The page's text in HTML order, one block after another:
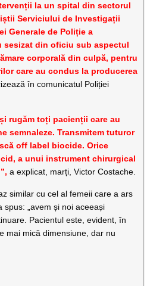
la un spital din sectorul
Serviciului de Investigații
Generale de Poliție a
sesizat din oficiu sub aspectul
corporală din culpă, pentru
care au condus la producerea
în comunicatul Poliției
rugăm toți pacienții care au
semnaleze. Transmitem tuturor
off label biocide. Orice
a unui instrument chirurgical
a explicat, marți, Victor Costache.
similar cu cel al femeii care a ars
„avem și noi aceeași
Pacientul este, evident, în
mai mică dimensiune, dar nu